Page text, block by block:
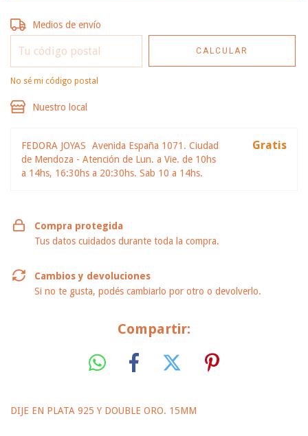
Entregas para el CP:
Medios de envío
CALCULAR
No sé mi código postal
Nuestro local
FEDORA JOYAS
Avenida España 1071. Ciudad
de Mendoza - Atención de Lun. a Vie. de 10hs
a 14hs, 16:30hs a 20:30hs. Sab 10 a 14hs.
Gratis
Compra protegida
Tus datos cuidados durante toda la compra.
Cambios y devoluciones
Si no te gusta, podés cambiarlo por otro o devolverlo.
Compartir:
DIJE EN PLATA 925 Y DOUBLE ORO. 15MM